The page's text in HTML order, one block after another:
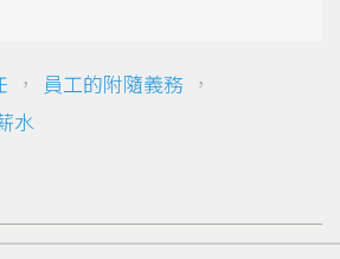
， 員工的附隨義務 ，
水